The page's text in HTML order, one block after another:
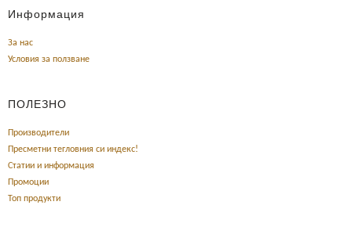
Информация
За нас
Условия за ползване
ПОЛЕЗНО
Производители
Пресметни тегловния си индекс!
Статии и информация
Промоции
Топ продукти